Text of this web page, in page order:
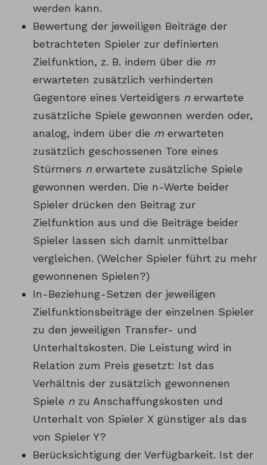
werden kann.
Bewertung der jeweiligen Beiträge der
betrachteten Spieler zur definierten
Zielfunktion, z. B. indem über die m
erwarteten zusätzlich verhinderten
Gegentore eines Verteidigers n erwartete
zusätzliche Spiele gewonnen werden oder,
analog, indem über die m erwarteten
zusätzlich geschossenen Tore eines
Stürmers n erwartete zusätzliche Spiele
gewonnen werden. Die n-Werte beider
Spieler drücken den Beitrag zur
Zielfunktion aus und die Beiträge beider
Spieler lassen sich damit unmittelbar
vergleichen. (Welcher Spieler führt zu mehr
gewonnenen Spielen?)
In-Beziehung-Setzen der jeweiligen
Zielfunktionsbeiträge der einzelnen Spieler
zu den jeweiligen Transfer- und
Unterhaltskosten. Die Leistung wird in
Relation zum Preis gesetzt: Ist das
Verhältnis der zusätzlich gewonnenen
Spiele n zu Anschaffungskosten und
Unterhalt von Spieler X günstiger als das
von Spieler Y?
Berücksichtigung der Verfügbarkeit. Ist der